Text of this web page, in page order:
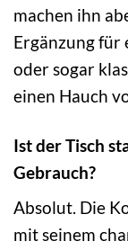
machen ihn
Ergänzung
oder sogar
einen Hauch
Ist der Tisch
Gebrauch?
Absolut. Die
mit seinem